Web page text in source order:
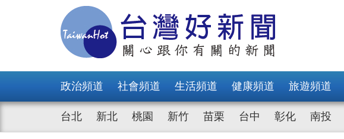
政治頻道 社會頻道 生活頻道 健康頻道 旅遊頻道
台北 新北 桃園 新竹 苗栗 台中 彰化 南投